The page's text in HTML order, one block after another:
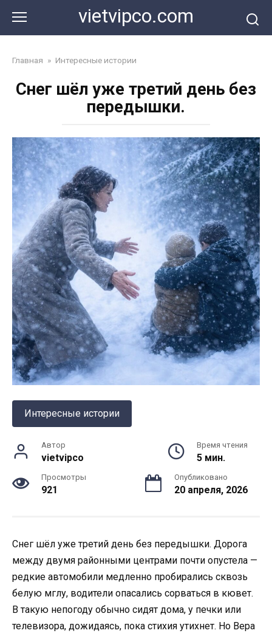
контенту
vietvipco.com
Главная » Интересные истории
Снег шёл уже третий день без
передышки.
Интересные истории
Автор
vietvipco
Время чтения
5 мин.
Просмотры
921
Опубликовано
20 апреля, 2026
Снег шёл уже третий день без передышки. Дорога
между двумя районными центрами почти опустела —
редкие автомобили медленно пробирались сквозь
белую мглу, водители опасались сорваться в кювет.
В такую непогоду обычно сидят дома, у печки или
телевизора, дожидаясь, пока стихия утихнет. Но Вера